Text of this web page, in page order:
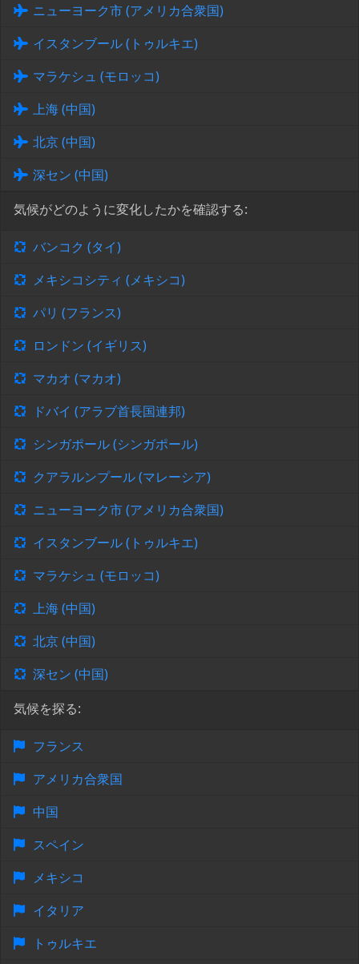
ニューヨーク市 (アメリカ合衆国)
イスタンブール (トゥルキエ)
マラケシュ (モロッコ)
上海 (中国)
北京 (中国)
深セン (中国)
気候がどのように変化したかを確認する:
バンコク (タイ)
メキシコシティ (メキシコ)
パリ (フランス)
ロンドン (イギリス)
マカオ (マカオ)
ドバイ (アラブ首長国連邦)
シンガポール (シンガポール)
クアラルンプール (マレーシア)
ニューヨーク市 (アメリカ合衆国)
イスタンブール (トゥルキエ)
マラケシュ (モロッコ)
上海 (中国)
北京 (中国)
深セン (中国)
気候を探る:
フランス
アメリカ合衆国
中国
スペイン
メキシコ
イタリア
トゥルキエ